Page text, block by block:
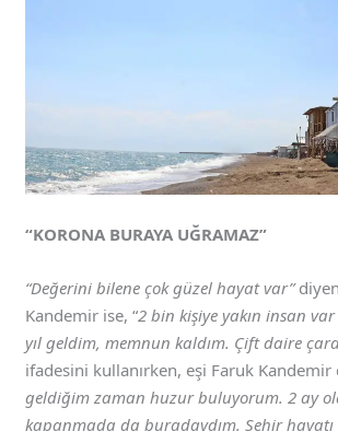
“KORONA BURAYA UĞRAMAZ”
“Değerini bilene çok güzel hayat var”
Kandemir ise, “2 bin kişiye yakın insan
yıl geldim, memnun kaldım. Çift daire
ifadesini kullanırken, eşi Faruk Kandemir
geldiğim zaman huzur buluyorum. 2 ay
kapanmada da buradaydım. Şehir hayatı